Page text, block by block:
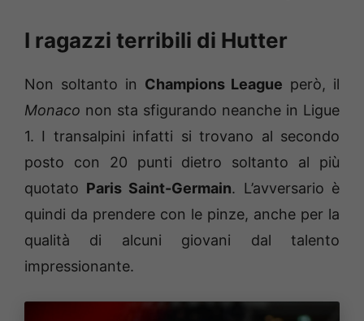
I ragazzi terribili di Hutter
Non soltanto in Champions League però, il
Monaco non sta sfigurando neanche in Ligue
1. I transalpini infatti si trovano al secondo
posto con 20 punti dietro soltanto al più
quotato Paris Saint-Germain. L’avversario è
quindi da prendere con le pinze, anche per la
qualità di alcuni giovani dal talento
impressionante.